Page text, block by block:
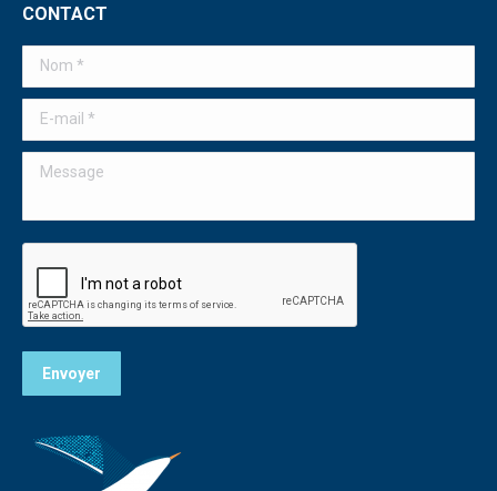
YouTube
s'ouvre
nouvelle
fenêtre
CONTACT
Nom *
E-mail *
Message
Envoyer